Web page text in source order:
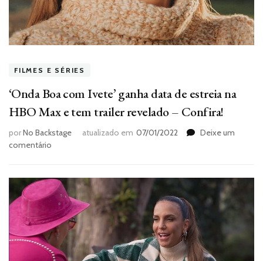
FILMES E SÉRIES
‘Onda Boa com Ivete’ ganha data de estreia na
HBO Max e tem trailer revelado – Confira!
porNo Backstage atualizado em 07/01/2022
Deixe um
comentário
com
Ivete’
ganha
data
de
estreia
na